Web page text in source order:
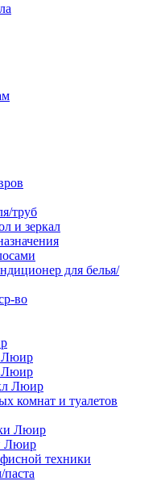
труб
и зеркал
для белья/
во
Люир
Люир
Люир
комнат и туалетов
Люир
Люир
техники